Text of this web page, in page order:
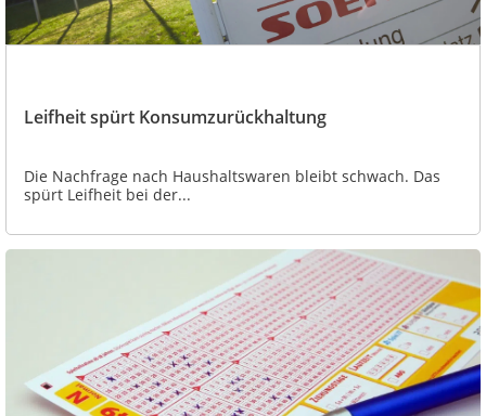
Leifheit spürt Konsumzurückhaltung
Die Nachfrage nach Haushaltswaren bleibt schwach. Das
spürt Leifheit bei der...